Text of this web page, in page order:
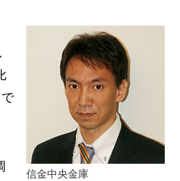
信金中央金庫